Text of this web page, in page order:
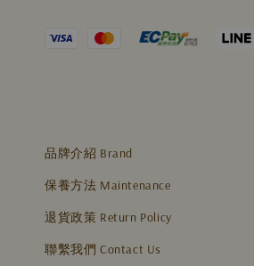
品牌介紹 Brand
保養方法 Maintenance
退貨政策 Return Policy
聯繫我們 Contact Us